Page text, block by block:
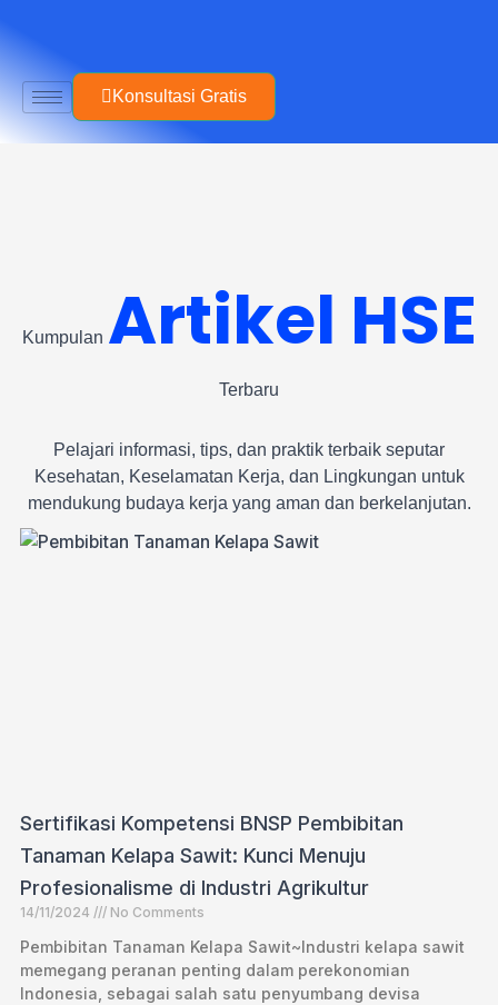
to
content
Konsultasi Gratis
Kumpulan Artikel HSE
Terbaru
Pelajari informasi, tips, dan praktik terbaik seputar
Kesehatan, Keselamatan Kerja, dan Lingkungan untuk
mendukung budaya kerja yang aman dan berkelanjutan.
Sertifikasi Kompetensi BNSP Pembibitan
Tanaman Kelapa Sawit: Kunci Menuju
Profesionalisme di Industri Agrikultur
14/11/2024 No Comments
Pembibitan Tanaman Kelapa Sawit~Industri kelapa sawit
memegang peranan penting dalam perekonomian
Indonesia, sebagai salah satu penyumbang devisa